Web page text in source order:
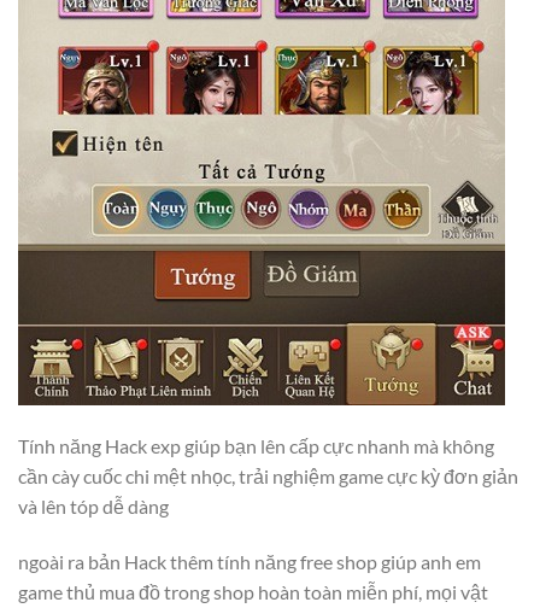
Tính năng Hack exp giúp bạn lên cấp cực nhanh mà không
cần cày cuốc chi mệt nhọc, trải nghiệm game cực kỳ đơn giản
và lên tóp dễ dàng
ngoài ra bản Hack thêm tính năng free shop giúp anh em
game thủ mua đồ trong shop hoàn toàn miễn phí, mọi vật